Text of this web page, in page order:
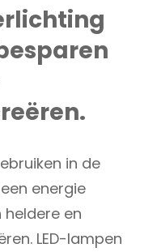
in de
energie
en
LED-lampen